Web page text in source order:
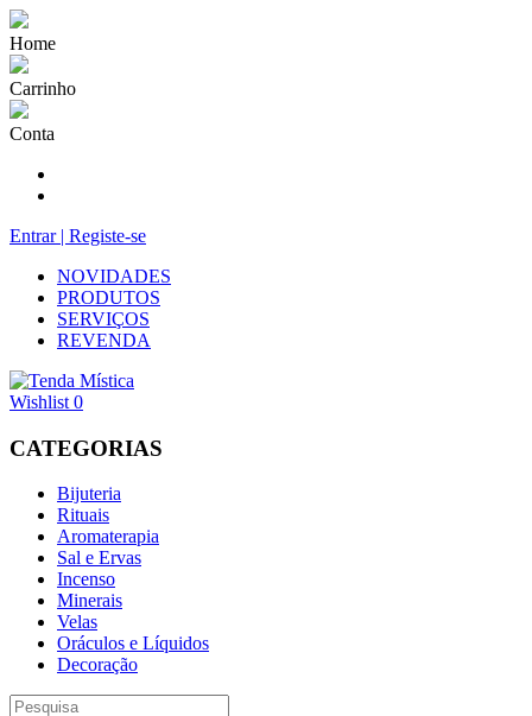
Home
Carrinho
Conta
Entrar | Registe-se
NOVIDADES
PRODUTOS
SERVIÇOS
REVENDA
Wishlist 0
CATEGORIAS
Bijuteria
Rituais
Aromaterapia
Sal e Ervas
Incenso
Minerais
Velas
Oráculos e Líquidos
Decoração